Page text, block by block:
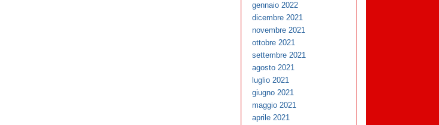
gennaio 2022
dicembre 2021
novembre 2021
ottobre 2021
settembre 2021
agosto 2021
luglio 2021
giugno 2021
maggio 2021
aprile 2021